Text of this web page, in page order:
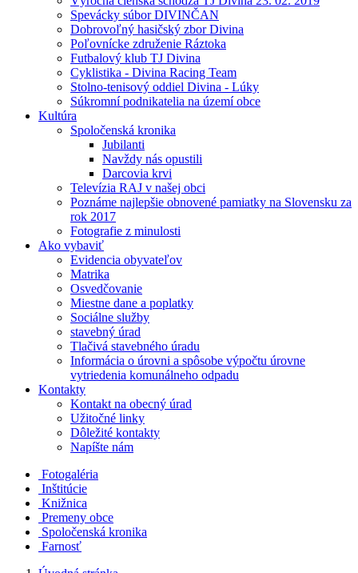
Spevácky súbor DIVINČAN
Dobrovoľný hasičský zbor Divina
Poľovnícke združenie Ráztoka
Futbalový klub TJ Divina
Cyklistika - Divina Racing Team
Stolno-tenisový oddiel Divina - Lúky
Súkromní podnikatelia na území obce
Kultúra
Spoločenská kronika
Jubilanti
Navždy nás opustili
Darcovia krvi
Televízia RAJ v našej obci
Poznáme najlepšie obnovené pamiatky na Slovensku za
rok 2017
Fotografie z minulosti
Ako vybaviť
Evidencia obyvateľov
Matrika
Osvedčovanie
Miestne dane a poplatky
Sociálne služby
stavebný úrad
Tlačivá stavebného úradu
Informácia o úrovni a spôsobe výpočtu úrovne
vytriedenia komunálneho odpadu
Kontakty
Kontakt na obecný úrad
Užitočné linky
Dôležité kontakty
Napíšte nám
Fotogaléria
Inštitúcie
Knižnica
Premeny obce
Spoločenská kronika
Farnosť